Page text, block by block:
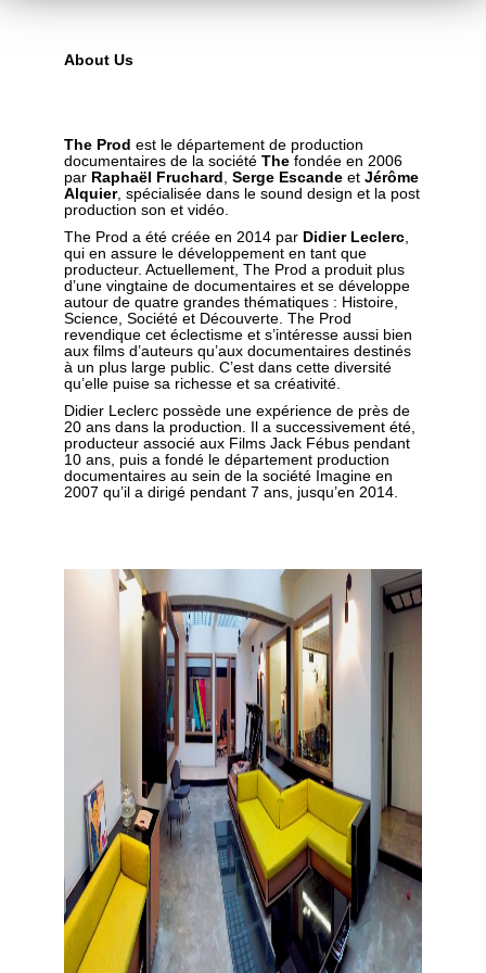
About Us
The Prod est le département de production
documentaires de la société The fondée en 2006
par Raphaël Fruchard Serge Escande et Jérôme
Alquier, spécialisée dans le sound design et la post
production son et vidéo.
The Prod a été créée en 2014 par Didier Leclerc
qui en assure le développement en tant que
producteur. Actuellement, The Prod a produit plus
d’une vingtaine de documentaires et se développe
autour de quatre grandes thématiques : Histoire,
Science, Société et Découverte. The Prod
revendique cet éclectisme et s’intéresse aussi bien
aux films d’auteurs qu’aux documentaires destinés
à un plus large public. C’est dans cette diversité
qu’elle puise sa richesse et sa créativité.
Didier Leclerc possède une expérience de près de
20 ans dans la production. Il a successivement été,
producteur associé aux Films Jack Fébus pendant
10 ans, puis a fondé le département production
documentaires au sein de la société Imagine en
2007 qu’il a dirigé pendant 7 ans, jusqu’en 2014.